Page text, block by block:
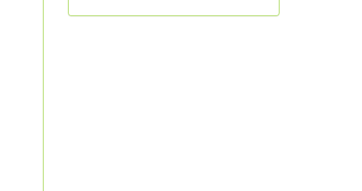
ールのシャワーで
は格別においしい
に納めてきたこ